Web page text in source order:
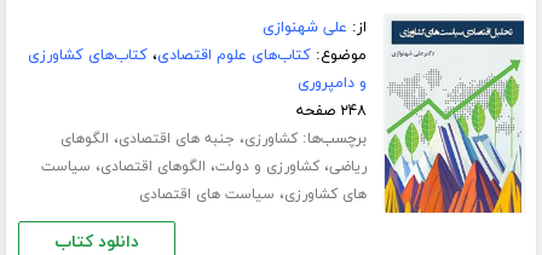
از: علی شهنوازی
موضوع:کتاب‌های علوم اقتصادی،کتاب‌های کشاورزی
و دامپروری
۲۴۸ صفحه
برچسب‌ها:کشاورزی، جنبه های اقتصادی، الگوهای
ریاضی،کشاورزی و دولت، الگوهای اقتصادی، سیاست
های کشاورزی، سیاست های اقتصادی
دانلود کتاب